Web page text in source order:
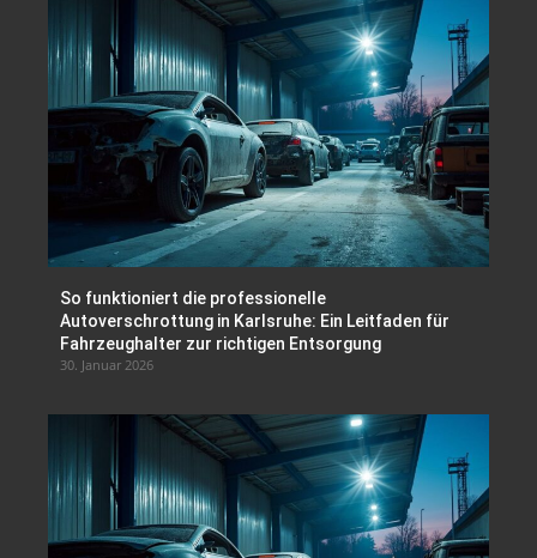
So funktioniert die professionelle
Autoverschrottung in Karlsruhe: Ein Leitfaden für
Fahrzeughalter zur richtigen Entsorgung
30. Januar 2026